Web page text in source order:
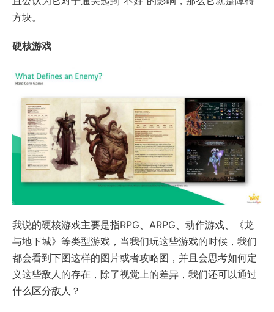
方块。
硬核游戏
我说的硬核游戏主要是指RPG、ARPG、动作游戏、《龙
与地下城》等类型游戏，当我们玩这些游戏的时候，我们
都会看到下图这样的图片或者攻略图，并且会思考如何定
义这些敌人的存在，除了视觉上的差异，我们还可以通过
什么区分敌人？